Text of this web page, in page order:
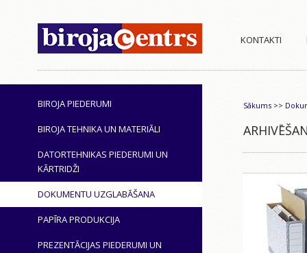
KONTAKTI
BIROJA PIEDERUMI
BIROJA TEHNIKA UN MATERIĀLI
DATORTEHNIKAS PIEDERUMI UN
KĀRTRIDŽI
DOKUMENTU UZGLABĀŠANA
PAPĪRA PRODUKCIJA
PREZENTĀCIJAS PIEDERUMI UN
Sākums >>